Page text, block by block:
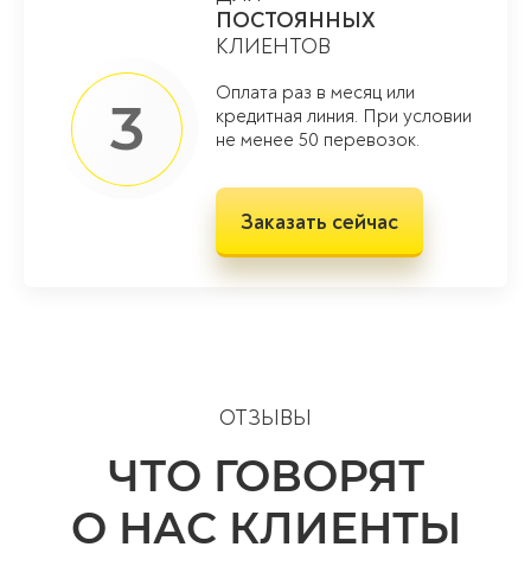
3
ПОСТОЯННЫХ
КЛИЕНТОВ
Оплата раз в месяц или
кредитная линия. При условии
не менее 50 перевозок.
Заказать сейчас
ОТЗЫВЫ
ЧТО ГОВОРЯТ
О НАС КЛИЕНТЫ